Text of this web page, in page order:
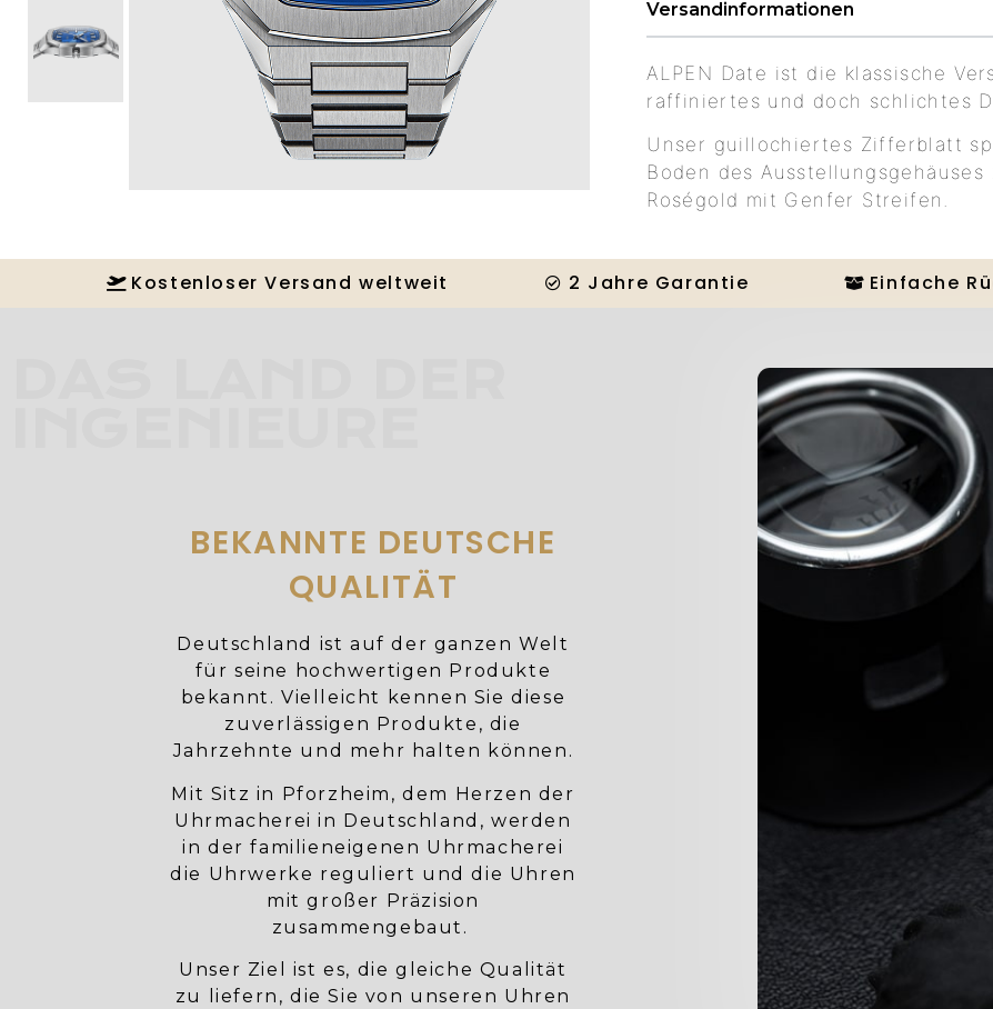
Versandinformationen
ALPEN Date ist die klassische
raffiniertes und doch schlichtes
Unser guillochiertes Zifferblatt
Boden des
Roségold mit Genfer Streifen.
Kostenloser Versand weltweit 2 Jahre Garantie Einfache
BEKANNTE DEUTSCHE
QUALITÄT
Deutschland ist auf der ganzen Welt
für seine hochwertigen Produkte
bekannt. Vielleicht kennen Sie diese
zuverlässigen Produkte, die
Jahrzehnte und mehr halten können.
Mit Sitz in Pforzheim, dem Herzen der
Uhrmacherei in Deutschland, werden
in der familieneigenen Uhrmacherei
die Uhrwerke reguliert und die Uhren
mit großer Präzision
zusammengebaut.
Unser Ziel ist es, die gleiche Qualität
zu liefern, die Sie von unseren Uhren